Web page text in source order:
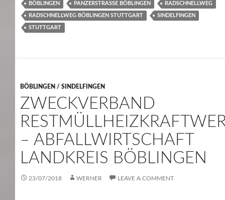
BÖBLINGEN PANZERSTRASSE BÖBLINGEN RADSCHNELLWEG
RADSCHNELLWEG BÖBLINGEN STUTTGART SINDELFINGEN
STUTTGART
BÖBLINGEN / SINDELFINGEN
ZWECKVERBAND
– ABFALLWIRTSCHAFT
LANDKREIS BÖBLINGEN
23/07/2018 WERNER LEAVE A COMMENT